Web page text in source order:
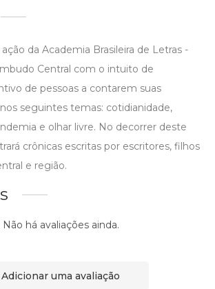
da Academia Brasileira de Letras -
Central com o intuito de
de pessoas a contarem suas
seguintes temas: cotidianidade,
e olhar livre. No decorrer deste
crônicas escritas por escritores, filhos
e região.
Não há avaliações ainda.
Adicionar uma avaliação